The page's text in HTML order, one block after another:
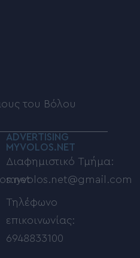
του Βόλου
ADVERTISING
MYVOLOS.NET
Διαφημιστικό Τμήμα:
myvolos.net@gmail.com
Τηλέφωνο
επικοινωνίας:
6948833100